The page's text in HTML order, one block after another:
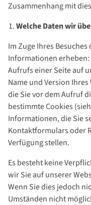
Zusammenhang mit
Welche Daten wir
Im Zuge Ihres
Informationen erheben:
Aufrufs einer Seite auf
Name und Version
die Sie vor dem Aufruf
bestimmte Cookies
Informationen, die Sie
Kontaktformulars oder
Verfügung stellen.
Es besteht keine
wir Sie auf unserer
Wenn Sie dies jedoch
Umständen nicht